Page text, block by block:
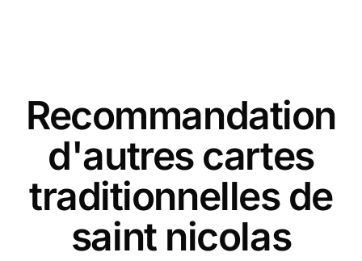
Recommandation
d'autres cartes
traditionnelles de
saint nicolas